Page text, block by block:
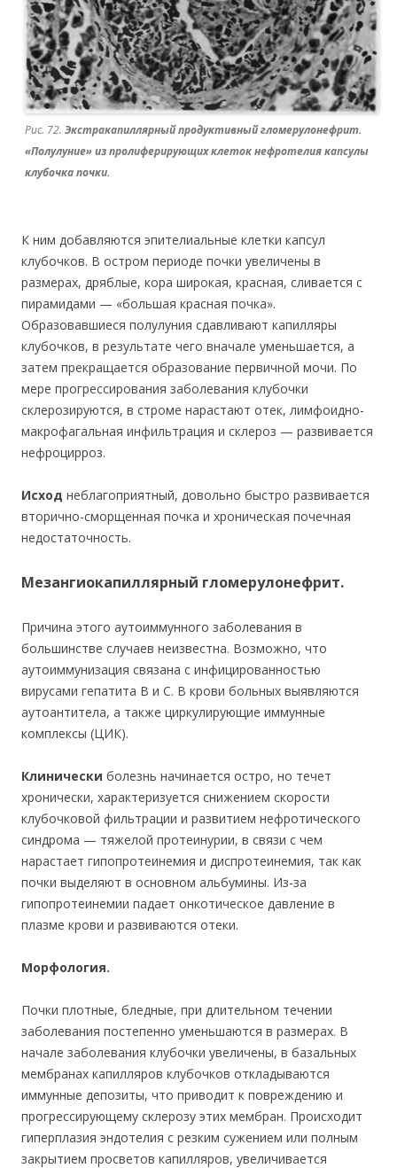
Рис. 72. Экстракапиллярный продуктивный гломерулонефрит.
«Полулуние» из пролиферирующих клеток нефротелия капсулы
клубочка почки.
К ним добавляются эпителиальные клетки капсул
клубочков. В остром периоде почки увеличены в
размерах, дряблые, кора широкая, красная, сливается с
пирамидами — «большая красная почка».
Образовавшиеся полулуния сдавливают капилляры
клубочков, в результате чего вначале уменьшается, а
затем прекращается образование первичной мочи. По
мере прогрессирования заболевания клубочки
склерозируются, в строме нарастают отек, лимфоидно-
макрофагальная инфильтрация и склероз — развивается
нефроцирроз.
Исход неблагоприятный, довольно быстро развивается
вторично-сморщенная почка и хроническая почечная
недостаточность.
Мезангиокапиллярный гломерулонефрит.
Причина этого аутоиммунного заболевания в
большинстве случаев неизвестна. Возможно, что
аутоиммунизация связана с инфицированностью
вирусами гепатита В и С. В крови больных выявляются
аутоантитела, а также циркулирующие иммунные
комплексы (ЦИК).
Клинически болезнь начинается остро, но течет
хронически, характеризуется снижением скорости
клубочковой фильтрации и развитием нефротического
синдрома — тяжелой протеинурии, в связи с чем
нарастает гипопротеинемия и диспротеинемия, так как
почки выделяют в основном альбумины. Из-за
гипопротеинемии падает онкотическое давление в
плазме крови и развиваются отеки.
Морфология.
Почки плотные, бледные, при длительном течении
заболевания постепенно уменьшаются в размерах. В
начале заболевания клубочки увеличены, в базальных
мембранах капилляров клубочков откладываются
иммунные депозиты, что приводит к повреждению и
прогрессирующему склерозу этих мембран. Происходит
гиперплазия эндотелия с резким сужением или полным
закрытием просветов капилляров, увеличивается